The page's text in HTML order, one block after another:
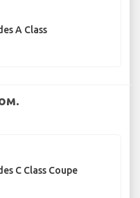
A Class
C Class Coupe